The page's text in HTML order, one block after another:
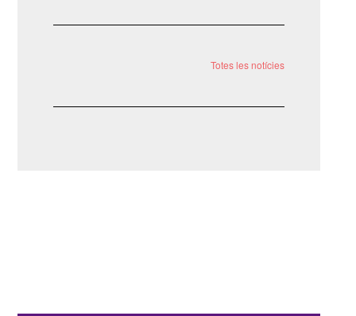
Totes les notícies